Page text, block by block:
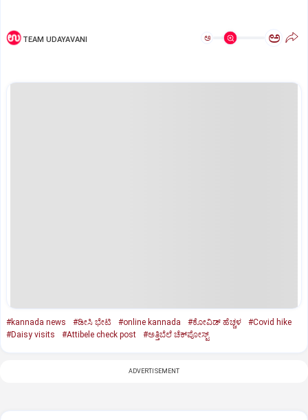
TEAM UDAYAVANI ಅ ಅ
#kannada news #ಡೀಸಿ ಭೇಟಿ #online kannada #ಕೋವಿಡ್ ಹೆಚ್ಚಳ
#Covid hike
#Daisy visits
#Attibele check post #ಅತ್ತಿಬೆಲೆ ಚೆಕ್‌ಪೋಸ್ಟ್‌
ADVERTISEMENT